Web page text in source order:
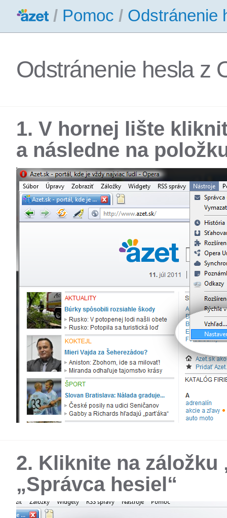
/ Pomoc / Odstránenie
Odstránenie hesla z
1. V hornej lište
a následne na
2. Kliknite na záložku
„Správca hesiel“